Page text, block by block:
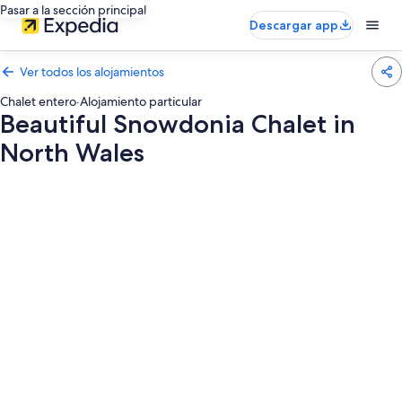
Pasar a la sección principal
Descargar app
Ver todos los alojamientos
Chalet entero·Alojamiento particular
Beautiful Snowdonia Chalet in
North Wales